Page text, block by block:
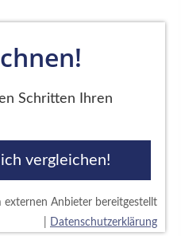
Schritten Ihren
vergleichen!
externen Anbieter bereitgestellt
Datenschutzerklärung